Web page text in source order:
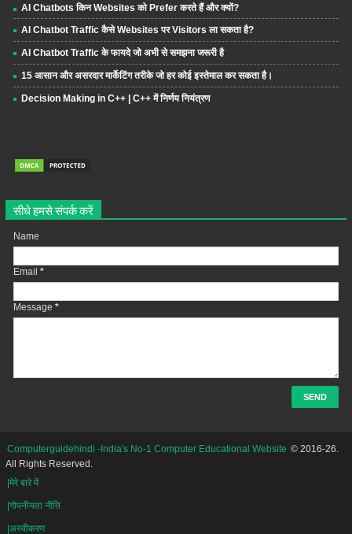
AI Chatbots किन Websites को Prefer करते हैं और क्यों?
AI Chatbot Traffic कैसे Websites पर Visitors ला सकता है?
AI Chatbot Traffic के फायदे जो अभी से समझना जरूरी है
15 आसान और असरदार मार्केटिंग तरीके जो हर कोई इस्तेमाल कर सकता है।
Decision Making in C++ | C++ में निर्णय नियंत्रण
सीधे हमसे संपर्क करें
Name
Email *
Message *
Computerguidehindi -India's No-1 Computer Educational Website © 2016-26.
All Rights Reserved.
|मेरे बारे में
|गोपनीयता नीति
|अस्वीकरण